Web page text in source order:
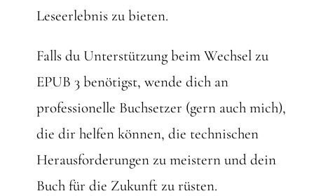
Leseerlebnis zu bieten.
Falls du Unterstützung beim Wechsel zu
EPUB 3 benötigst, wende dich an
professionelle Buchsetzer (gern auch mich),
die dir helfen können, die technischen
Herausforderungen zu meistern und dein
Buch für die Zukunft zu rüsten.